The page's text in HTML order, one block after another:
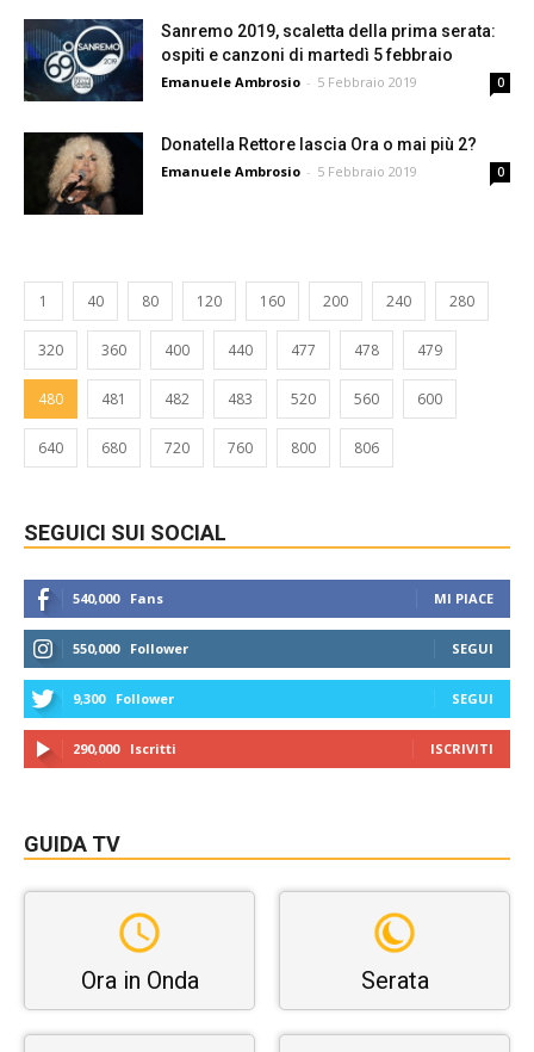
Sanremo 2019, scaletta della prima serata:
ospiti e canzoni di martedì 5 febbraio
Emanuele Ambrosio - 5 Febbraio 2019 0
Donatella Rettore lascia Ora o mai più 2?
Emanuele Ambrosio - 5 Febbraio 2019 0
1 40 80 120 160 200 240 280
320 360 400 440 477 478 479
480 481 482 483 520 560 600
640 680 720 760 800 806
SEGUICI SUI SOCIAL
540,000 Fans MI PIACE
550,000 Follower SEGUI
9,300 Follower SEGUI
290,000 Iscritti ISCRIVITI
GUIDA TV
Ora in Onda Serata